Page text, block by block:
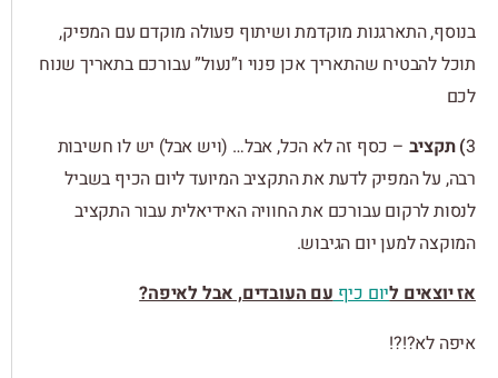
בנוסף, התארגנות מוקדמת ושיתוף פעולה מוקדם עם המפיק,
תוכל להבטיח שהתאריך אכן פנוי ו”נעול” עבורכם בתאריך שנוח
לכם
3) תקציב – כסף זה לא הכל, אבל… (ויש אבל) יש לו חשיבות
רבה, על המפיק לדעת את התקציב המיועד ליום הכיף בשביל
לנסות לרקום עבורכם את החוויה האידיאלית עבור התקציב
המוקצה למען יום הגיבוש.
אז יוצאים ליום כיף עם העובדים, אבל לאיפה?
איפה לא?!?!